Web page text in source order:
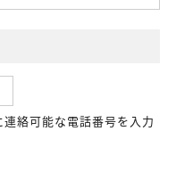
絡可能な電話番号を入力